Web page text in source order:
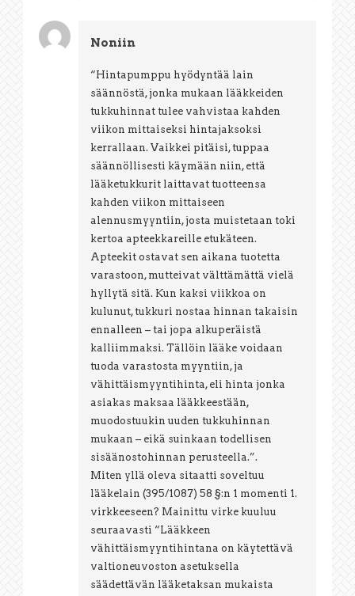
Noniin
“Hintapumppu hyödyntää lain
säännöstä, jonka mukaan lääkkeiden
tukkuhinnat tulee vahvistaa kahden
viikon mittaiseksi hintajaksoksi
kerrallaan. Vaikkei pitäisi, tuppaa
säännöllisesti käymään niin, että
lääketukkurit laittavat tuotteensa
kahden viikon mittaiseen
alennusmyyntiin, josta muistetaan toki
kertoa apteekkareille etukäteen.
Apteekit ostavat sen aikana tuotetta
varastoon, mutteivat välttämättä vielä
hyllytä sitä. Kun kaksi viikkoa on
kulunut, tukkuri nostaa hinnan takaisin
ennalleen – tai jopa alkuperäistä
kalliimmaksi. Tällöin lääke voidaan
tuoda varastosta myyntiin, ja
vähittäismyyntihinta, eli hinta jonka
asiakas maksaa lääkkeestään,
muodostuukin uuden tukkuhinnan
mukaan – eikä suinkaan todellisen
sisäänostohinnan perusteella.”.
Miten yllä oleva sitaatti soveltuu
lääkelain (395/1087) 58 §:n 1 momenti 1.
virkkeeseen? Mainittu virke kuuluu
seuraavasti “Lääkkeen
vähittäismyyntihintana on käytettävä
valtioneuvoston asetuksella
säädettävän lääketaksan mukaista